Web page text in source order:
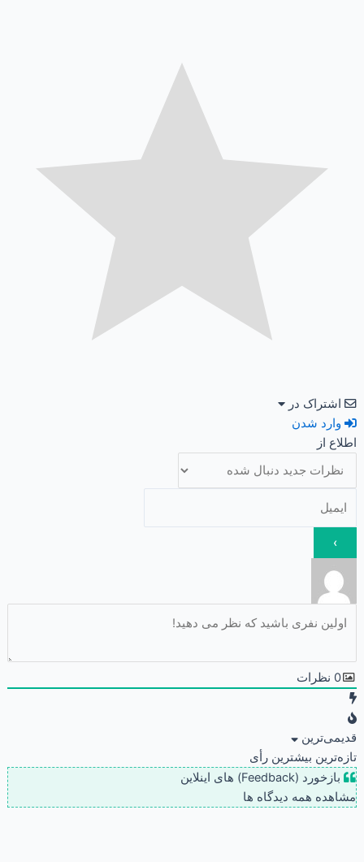
اشتراک در
وارد شدن
اطلاع از
0 نظرات
قدیمی‌ترین
تازه‌ترین بیشترین رأی
بازخورد (Feedback) های اینلاین
مشاهده همه دیدگاه ها